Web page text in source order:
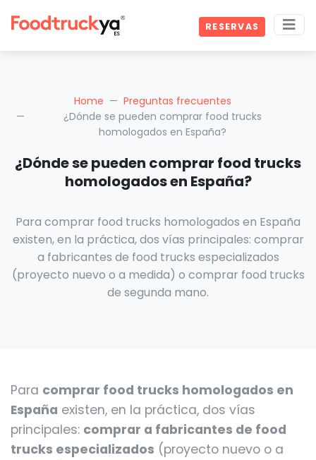
RESERVAS
Home
Preguntas frecuentes
¿Dónde se pueden comprar food trucks
homologados en España?
¿Dónde se pueden comprar food trucks
homologados en España?
Para comprar food trucks homologados en España
existen, en la práctica, dos vías principales: comprar
a fabricantes de food trucks especializados
(proyecto nuevo o a medida) o comprar food trucks
de segunda mano.
Para comprar food trucks homologados en
España existen, en la práctica, dos vías
principales: comprar a fabricantes de food
trucks especializados (proyecto nuevo o a